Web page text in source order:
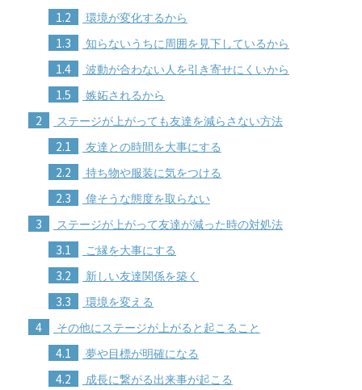
1.2 環境が変化するから
1.3 知らないうちに周囲を見下しているから
1.4 波動が合わない人を引き寄せにくいから
1.5 嫉妬されるから
2 ステージが上がっても友達を減らさない方法
2.1 友達との時間を大事にする
2.2 持ち物や服装に気をつける
2.3 偉そうな態度を取らない
3 ステージが上がって友達が減った時の対処法
3.1 ご縁を大事にする
3.2 新しい友達関係を築く
3.3 環境を変える
4 その他にステージが上がると起こること
4.1 夢や目標が明確になる
4.2 成長に繋がる出来事が起こる